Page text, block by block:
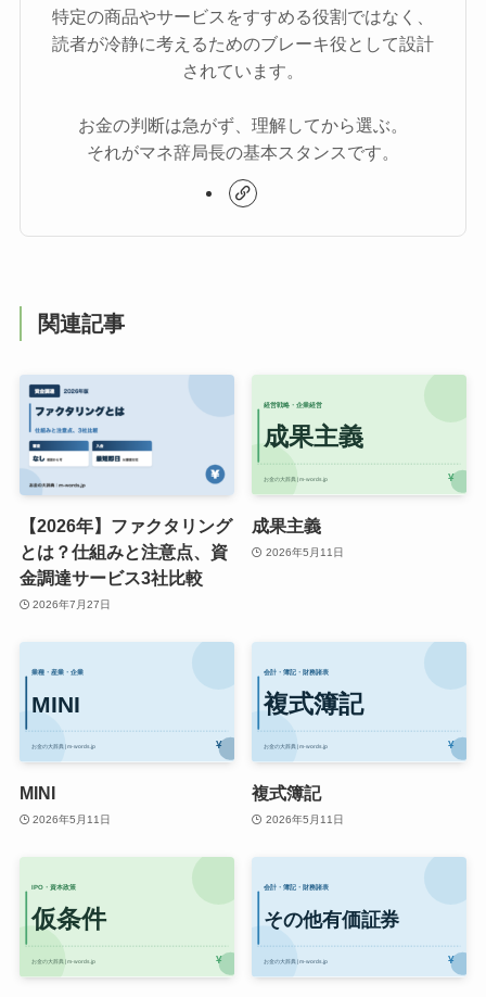
特定の商品やサービスをすすめる役割ではなく、
読者が冷静に考えるためのブレーキ役として設計
されています。
お金の判断は急がず、理解してから選ぶ。
それがマネ辞局長の基本スタンスです。
関連記事
【2026年】ファクタリング
とは？仕組みと注意点、資
金調達サービス3社比較
2026年7月27日
成果主義
2026年5月11日
MINI
2026年5月11日
複式簿記
2026年5月11日